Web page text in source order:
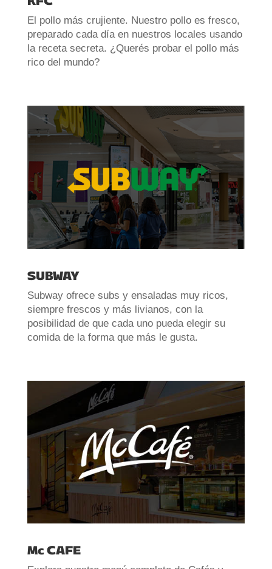
El pollo más crujiente. Nuestro pollo es fresco,
preparado cada día en nuestros locales usando
la receta secreta. ¿Querés probar el pollo más
rico del mundo?
SUBWAY
Subway ofrece subs y ensaladas muy ricos,
siempre frescos y más livianos, con la
posibilidad de que cada uno pueda elegir su
comida de la forma que más le gusta.
Mc CAFE